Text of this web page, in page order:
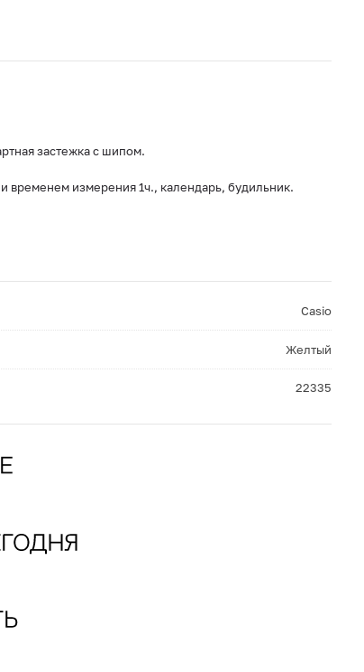
застежка с шипом.
временем измерения 1ч., календарь, будильник.
Casio
Желтый
22335